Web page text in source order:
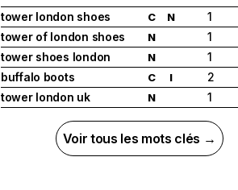
tower london shoes
C N
1
tower of london shoes
N
1
tower shoes london
N
1
buffalo boots
C I
2
tower london uk
N 1
Voir tous les mots clés →